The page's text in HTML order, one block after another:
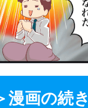
漫画の続き